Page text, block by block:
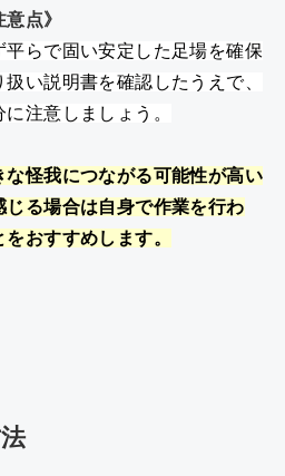
点》
らで固い安定した足場を確保
い説明書を確認したうえで、
注意しましょう。
怪我につながる可能性が高い
る場合は自身で作業を行わ
おすすめします。